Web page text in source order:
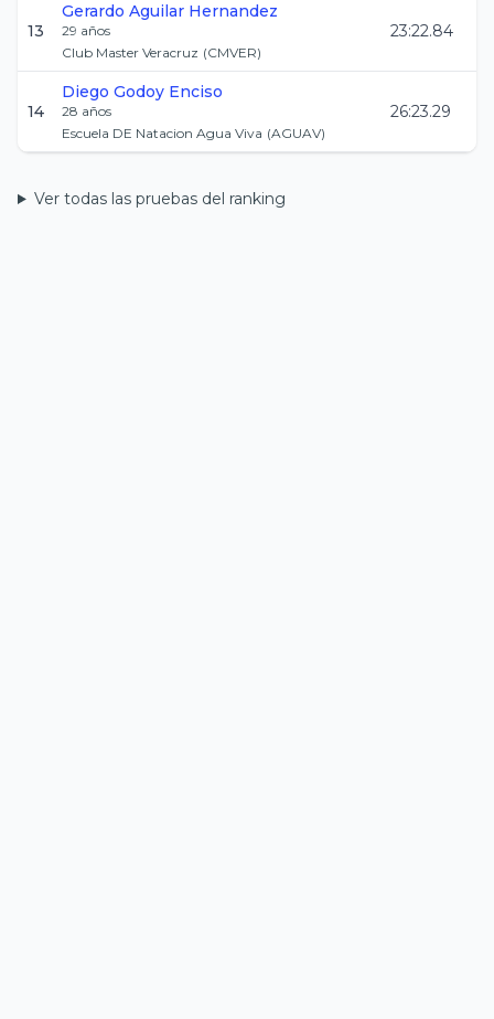
13
Gerardo Aguilar Hernandez
29 años
Club Master Veracruz (CMVER)
23:22.84
14
Diego Godoy Enciso
28 años
Escuela DE Natacion Agua Viva (AGUAV)
26:23.29
Ver todas las pruebas del ranking